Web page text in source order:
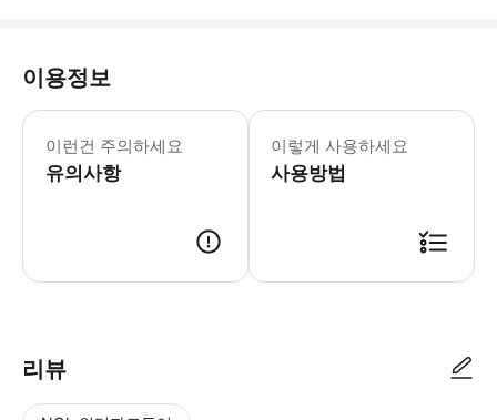
이용정보
이런건 주의하세요
유의사항
항공권은 선택한 날짜에만 유효합니다.
이렇게 사용하세요
사용방법
리뷰